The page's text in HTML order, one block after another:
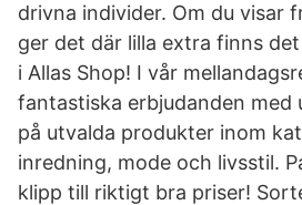
drivna individer. Om du visar
ger det där lilla extra finns
i Allas Shop! I vår
fantastiska erbjudanden med
på utvalda produkter inom
inredning, mode och livsstil.
klipp till riktigt bra priser!